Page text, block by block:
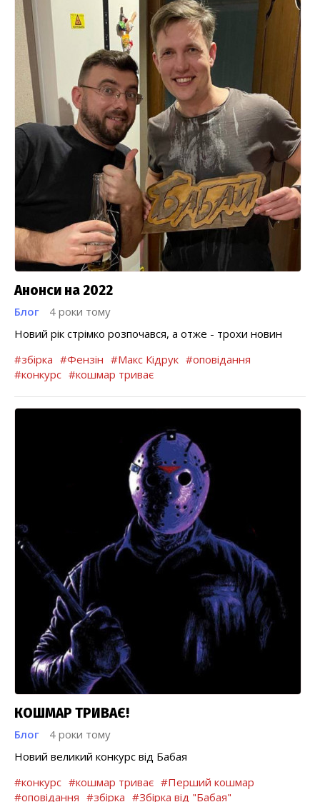
Анонси на 2022
Блог
4 роки тому
Новий рік стрімко розпочався, а отже - трохи новин
#збірка #Фензін #Макс Кідрук #оповідання
#конкурс #кошмар триває
КОШМАР ТРИВАЄ!
Блог
4 роки тому
Новий великий конкурс від Бабая
#конкурс #кошмар триває #Перший кошмар
#оповідання #збірка #Збірка від "Бабая"